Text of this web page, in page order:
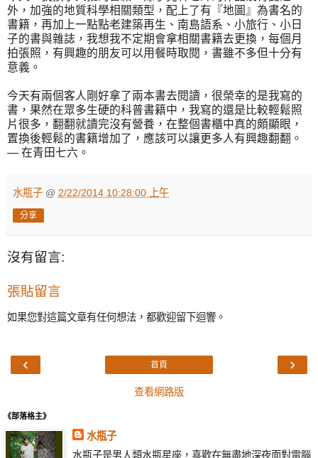
外，加強的地質科學相關類型，配上了有『地圖』為書名的
書籍，再加上一點點老建築再生、南島語系、小旅行、小日
子的書與雜誌，我想我不定期會拿相關書籍去更換，每個月
拍張照，有興趣的朋友可以用餐時取閱，書雖不多但十分有
意義。
今天有兩個客人剛好拿了兩本書去閱讀，很榮幸的是我寫的
書，果然在眾多生硬的科普書籍中，我寫的還是比較輕鬆照
片很多，翻翻就讀完沒有營養，在整個書櫃中真的頗顯眼，
置換後輕鬆的書籍增加了，應該可以讓更多人有興趣翻翻。
— 在青田七六。
水瓶子 @ 2/22/2014 10:28:00 上午
分享
沒有留言:
張貼留言
如果您對這篇文章有任何想法，都歡迎留下迴響。
‹ ›
首頁
查看網路版
《部落格主》
水瓶子
水瓶子是男人類水瓶星座，喜歡在無盡地深夜面對電腦